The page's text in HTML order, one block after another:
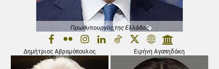
Πρωθυπουργός της Ελλάδας
Δημήτριος Αβραμόπουλος Ειρήνη Αγαπηδάκη